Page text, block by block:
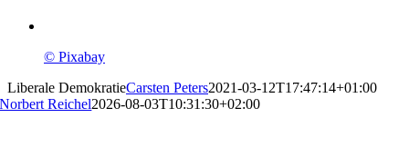
© Pixabay
Liberale DemokratieCarsten Peters2021-03-12T17:47:14+01:00
Norbert Reichel2026-08-03T10:31:30+02:00